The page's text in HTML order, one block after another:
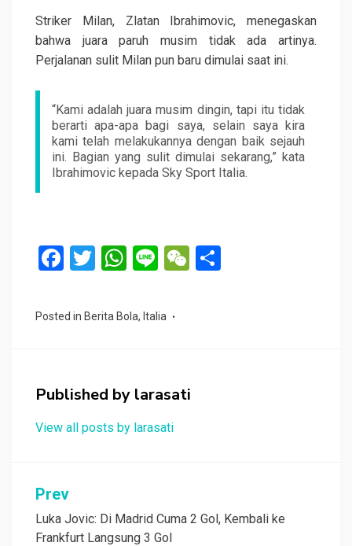
Striker Milan, Zlatan Ibrahimovic, menegaskan
bahwa juara paruh musim tidak ada artinya.
Perjalanan sulit Milan pun baru dimulai saat ini.
“Kami adalah juara musim dingin, tapi itu tidak
berarti apa-apa bagi saya, selain saya kira
kami telah melakukannya dengan baik sejauh
ini. Bagian yang sulit dimulai sekarang,” kata
Ibrahimovic kepada Sky Sport Italia.
F
ce
o
k
T
tt
W
at
p
p
Li
e
W
Posted in Berita Bola, Italia
Published by larasati
View all posts by larasati
Navigasi
pos
Prev
Luka Jovic: Di Madrid Cuma 2 Gol, Kembali ke
Frankfurt Langsung 3 Gol